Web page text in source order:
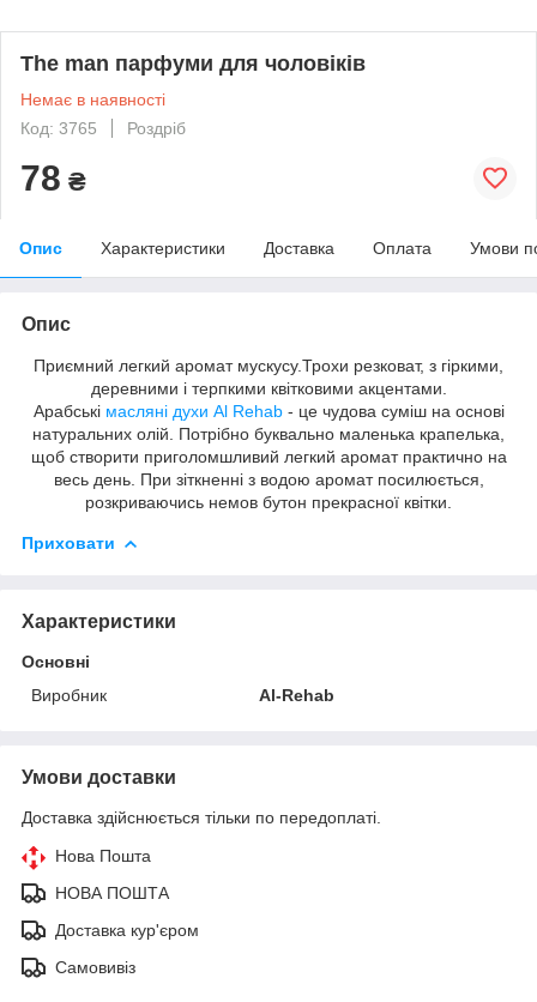
The man парфуми для чоловіків
Немає в наявності
Код: 3765
Роздріб
78 ₴
Опис Характеристики Доставка Оплата Умови
Опис
Приємний легкий аромат мускусу.Трохи резковат, з гіркими,
деревними і терпкими квітковими акцентами.
Арабські масляні духи Al Rehab- це чудова суміш на основі
натуральних олій. Потрібно буквально маленька крапелька,
щоб створити приголомшливий легкий аромат практично на
весь день. При зіткненні з водою аромат посилюється,
розкриваючись немов бутон прекрасної квітки.
Приховати
Характеристики
Основні
Виробник
Al-Rehab
Умови доставки
Доставка здійснюється тільки по передоплаті.
Нова Пошта
НОВА ПОШТА
Доставка кур'єром
Самовивіз